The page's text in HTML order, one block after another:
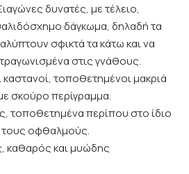
δυνατές, με τέλειο,
δάγκωμα, δηλαδή τα
σφικτά τα κάτω και να
στις γνάθους.
τοποθετημένοι μακριά
σκούρο περίγραμμα.
τοποθετημένα περίπου στο ίδιο
τους οφθαλμούς.
καθαρός και μυώδης